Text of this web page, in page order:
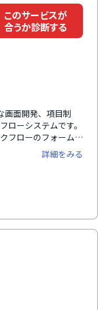
このサービスが
合うか診断する
画面開発、項目制
ローシステムです。
フローのフォームデ
検索フォームデザイ
機能を搭載していま
業務だけでなく、サ
らなる業務効率化も
用、承認ルートの条
いところに手が届く
入サポートがある
詳細をみる